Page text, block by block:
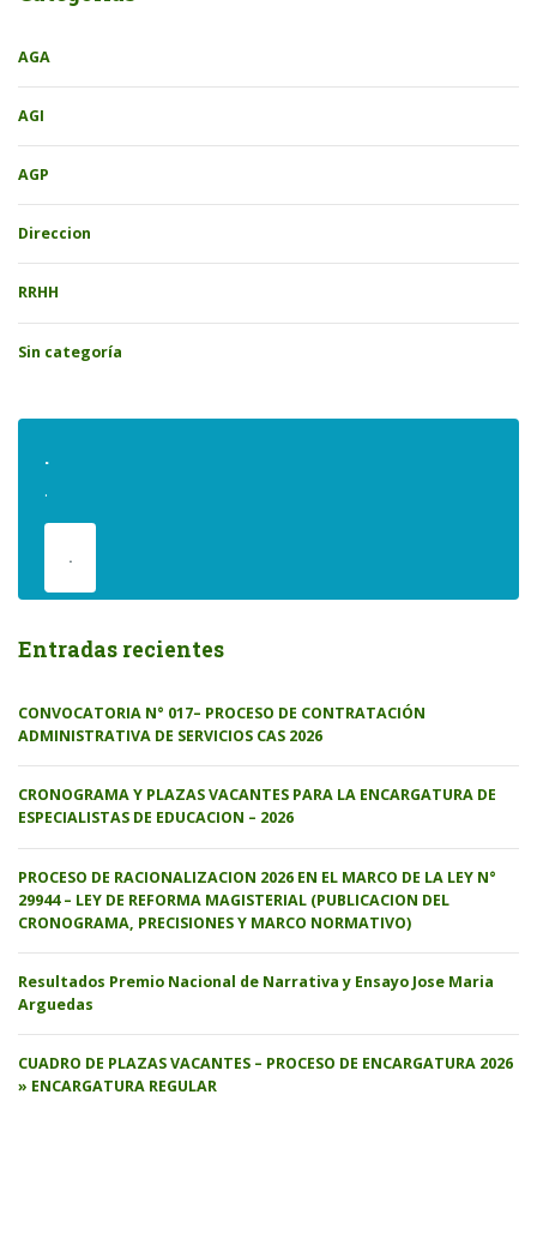
AGA
AGI
AGP
Direccion
RRHH
Sin categoría
.
.
.
Entradas recientes
CONVOCATORIA N° 017– PROCESO DE CONTRATACIÓN
ADMINISTRATIVA DE SERVICIOS CAS 2026
CRONOGRAMA Y PLAZAS VACANTES PARA LA ENCARGATURA DE
ESPECIALISTAS DE EDUCACION – 2026
PROCESO DE RACIONALIZACION 2026 EN EL MARCO DE LA LEY N°
29944 – LEY DE REFORMA MAGISTERIAL (PUBLICACION DEL
CRONOGRAMA, PRECISIONES Y MARCO NORMATIVO)
Resultados Premio Nacional de Narrativa y Ensayo Jose Maria
Arguedas
CUADRO DE PLAZAS VACANTES – PROCESO DE ENCARGATURA 2026
» ENCARGATURA REGULAR